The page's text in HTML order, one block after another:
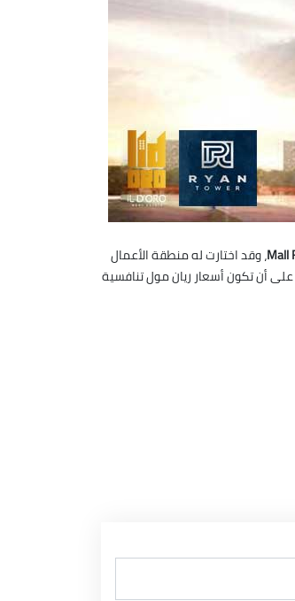
، وقد اختارت له منطقة الأعمال
على أن تكون أسعار ريان مول تنافسية